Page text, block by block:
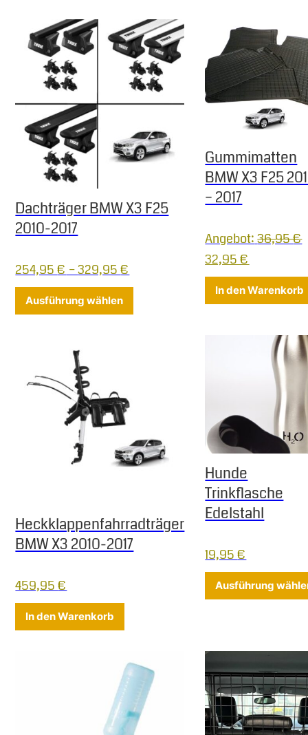
Dachträger BMW X3 F25
2010-2017
254,95€ –329,95€
Ausführung wählen Dieses Produkt weist mehrere
Gummimatten
BMW X3 F25
– 2017
Angebot: 36,95€
Ursprünglicher
32,95€
In den Warenkorb
Heckklappenfahrradträger
BMW X3 2010-2017
459,95€
In den Warenkorb
Hunde
Trinkflasche
Edelstahl
19,95€
Ausführung